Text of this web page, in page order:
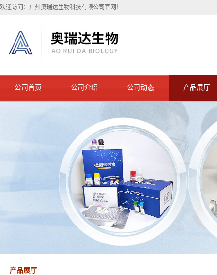
欢迎访问：广州奥瑞达生物科技有限公司官网！
公司首页 公司介绍 公司动态 产品展厅
产品展厅